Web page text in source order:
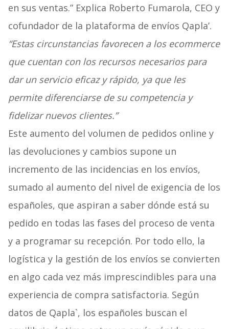
en sus ventas.” Explica Roberto Fumarola, CEO y
cofundador de la plataforma de envíos Qapla’.
“Estas circunstancias favorecen a los ecommerce
que cuentan con los recursos necesarios para
dar un servicio eficaz y rápido, ya que les
permite diferenciarse de su competencia y
fidelizar nuevos clientes.”
Este aumento del volumen de pedidos online y
las devoluciones y cambios supone un
incremento de las incidencias en los envíos,
sumado al aumento del nivel de exigencia de los
españoles, que aspiran a saber dónde está su
pedido en todas las fases del proceso de venta
y a programar su recepción. Por todo ello, la
logística y la gestión de los envíos se convierten
en algo cada vez más imprescindibles para una
experiencia de compra satisfactoria. Según
datos de Qapla`, los españoles buscan el